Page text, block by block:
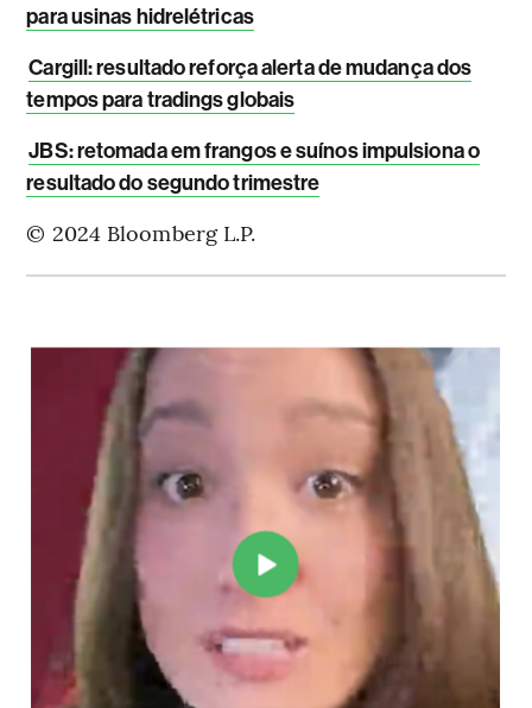
para usinas hidrelétricas
Cargill: resultado reforça alerta de mudança dos
tempos para tradings globais
JBS: retomada em frangos e suínos impulsiona o
resultado do segundo trimestre
© 2024 Bloomberg L.P.